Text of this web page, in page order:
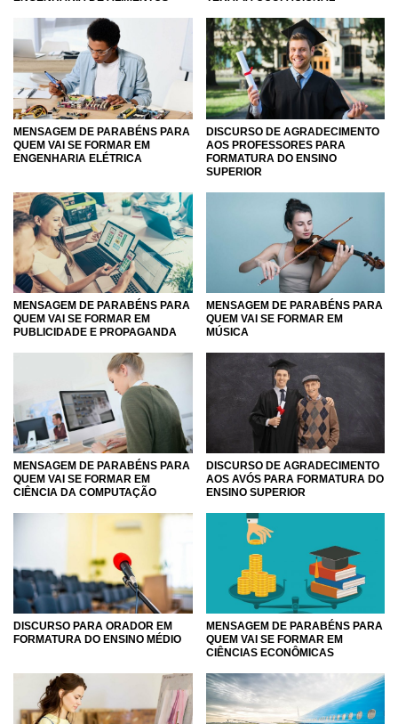
MENSAGEM DE PARABÉNS PARA
QUEM VAI SE FORMAR EM
ENGENHARIA ELÉTRICA
DISCURSO DE AGRADECIMENTO
AOS PROFESSORES PARA
FORMATURA DO ENSINO
SUPERIOR
MENSAGEM DE PARABÉNS PARA
QUEM VAI SE FORMAR EM
PUBLICIDADE E PROPAGANDA
MENSAGEM DE PARABÉNS PARA
QUEM VAI SE FORMAR EM
MÚSICA
MENSAGEM DE PARABÉNS PARA
QUEM VAI SE FORMAR EM
CIÊNCIA DA COMPUTAÇÃO
DISCURSO DE AGRADECIMENTO
AOS AVÓS PARA FORMATURA DO
ENSINO SUPERIOR
DISCURSO PARA ORADOR EM
FORMATURA DO ENSINO MÉDIO
MENSAGEM DE PARABÉNS PARA
QUEM VAI SE FORMAR EM
CIÊNCIAS ECONÔMICAS